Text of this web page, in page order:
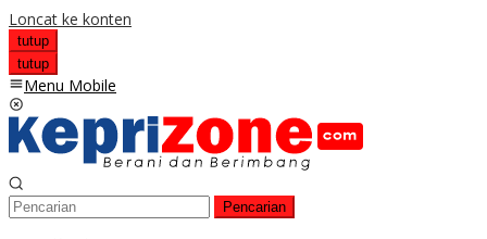
Loncat ke konten
tutup
tutup
Menu Mobile
Pencarian